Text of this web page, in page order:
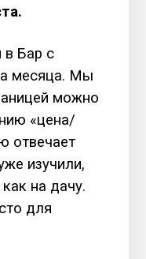
в Бар с
месяца. Мы
можно
«цена/
отвечает
изучили,
на дачу.
для